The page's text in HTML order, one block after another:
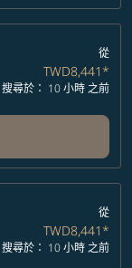
從
TWD8,441*
搜尋於： 10 小時 之前
從
TWD8,441*
搜尋於： 10 小時 之前